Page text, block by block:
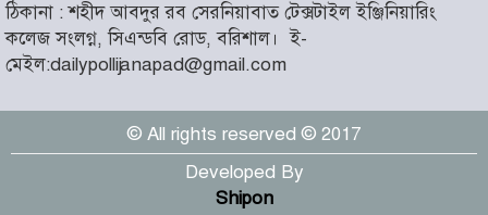
৭
‘ইসরাইলি সেনাবাহিনী ধ্বংসের
দ্বারপ্রান্তে’ : ইরানের হামলায়
এশিয়ায় ১৩ মার্কিন ঘাঁটি ধ্বংস
দৌলতদিয়ায় বাস ডুবি : ২৪ জনের
মরদেহ উদ্ধার, অনেকেই নিখোঁজ
ঠিকানা : শহীদ আবদুর রব সেরনিয়াবাত টেক্সটাইল ইঞ্জিনিয়ারিং
কলেজ সংলগ্ন, সিএন্ডবি রোড, বরিশাল।ই-
মেইল:dailypollijanapad@gmail.com
© All rights reserved © 2017
Developed By
Shipon